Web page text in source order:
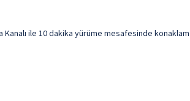
ile 10 dakika yürüme mesafesinde